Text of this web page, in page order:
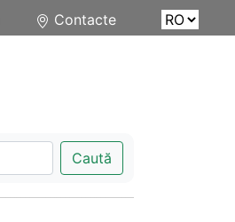
Contacte
Caută